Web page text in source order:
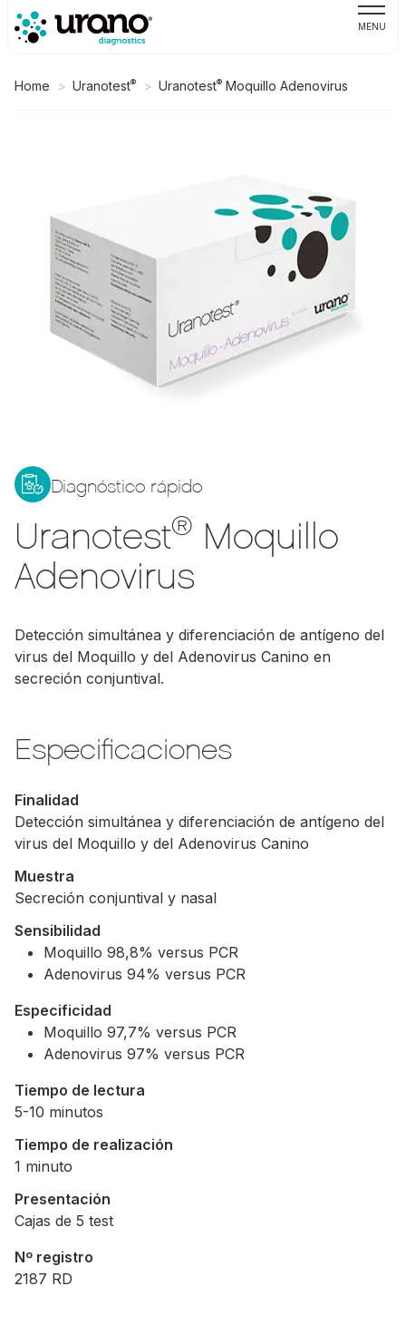
MENU
Home Uranotest® Uranotest® Moquillo Adenovirus
Diagnóstico rápido
Uranotest® Moquillo
Adenovirus
Detección simultánea y diferenciación de antígeno del
virus del Moquillo y del Adenovirus Canino en
secreción conjuntival.
Especificaciones
Finalidad
Detección simultánea y diferenciación de antígeno del
virus del Moquillo y del Adenovirus Canino
Muestra
Secreción conjuntival y nasal
Sensibilidad
Moquillo 98,8% versus PCR
Adenovirus 94% versus PCR
Especificidad
Moquillo 97,7% versus PCR
Adenovirus 97% versus PCR
Tiempo de lectura
5-10 minutos
Tiempo de realización
1 minuto
Presentación
Cajas de 5 test
Nº registro
2187 RD